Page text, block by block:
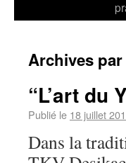
Archives
“L’art du
Publié le 18 juillet
Dans la